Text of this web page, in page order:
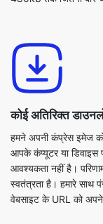
कोई अतिरिक्त
हमने अपनी कंप्रेस इमेज
आवश्यकता नहीं है।
स्वतंत्रता है। हमारे साथ
वेबसाइट के URL को